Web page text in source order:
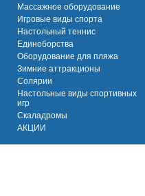
Массажное оборудование
Игровые виды спорта
Настольный теннис
Единоборства
Оборудование для пляжа
Зимние аттракционы
Солярии
Настольные виды спортивных
игр
Скаладромы
АКЦИИ